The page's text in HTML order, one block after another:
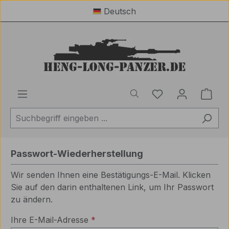
Zum Hauptinhalt springenDeutsch
Du hast 0
Passwort-Wiederherstellung
Wir senden Ihnen eine Bestätigungs-E-Mail. Klicken
Sie auf den darin enthaltenen Link, um Ihr Passwort
zu ändern.
Ihre E-Mail-Adresse *